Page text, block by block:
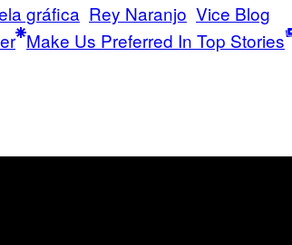
gráfica Rey Naranjo Vice Blog
Make Us Preferred In Top Stories